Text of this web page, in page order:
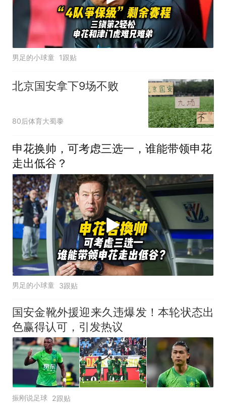
男足的小球童 1跟贴
北京国安拿下9场不败
80后体育大蜀黍
申花换帅，可考虑三选一，谁能带领申花
走出低谷？
男足的小球童 3跟贴
国安金靴外援迎来久违爆发！本轮状态出
色赢得认可，引发热议
振刚说足球 2跟贴